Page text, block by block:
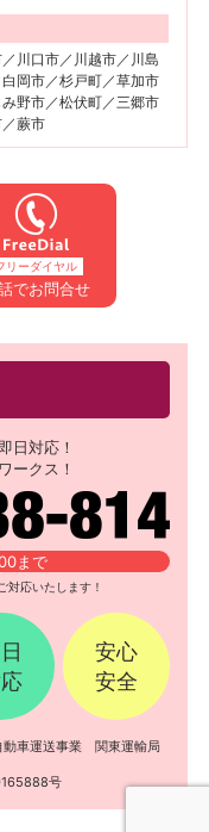
川口市／川越市／川島
岡市／杉戸町／草加市
野市／松伏町／三郷市
蕨市
リーダイヤル
でお問合せ
日対応！
ークス！
まで
対応いたします！
安心
安全
車運送事業 関東運輸局
号